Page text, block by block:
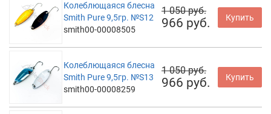
Колеблющаяся блесна
Smith Pure 9,5гр. №S12
smith00-00008505
1 050 руб.
966 руб. Купить
Колеблющаяся блесна
Smith Pure 9,5гр. №S13
smith00-00008259
1 050 руб.
966 руб. Купить